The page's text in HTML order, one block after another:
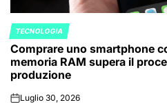
POSTED
IN
TECNOLOGIA
Comprare uno smartphone
memoria RAM supera il
produzione
onLuglio 30, 2026